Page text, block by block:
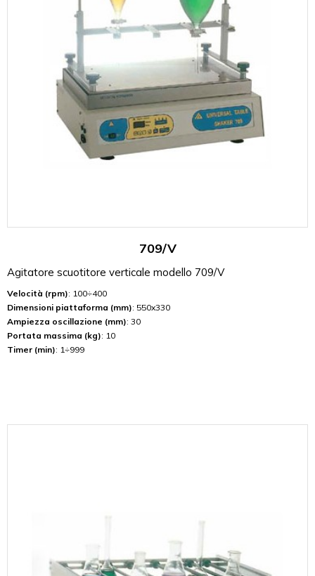
709/V
Agitatore scuotitore verticale modello 709/V
Velocità (rpm): 100÷400
Dimensioni piattaforma (mm): 550x330
Ampiezza oscillazione (mm): 30
Portata massima (kg): 10
Timer (min): 1÷999